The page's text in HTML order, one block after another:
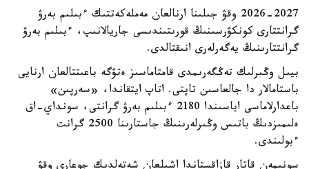
2026-2027 وقۋ جىلىنا ارنالعان مەملەكەتتىك ءبىلىم بەرۋ
گرانتتارى كونكۋرسىنىڭ قورىتىندىسى جاريالانىپ، ءبىلىم بەرۋ
گرانتتارىنىڭ يەگەرلەرى انىقتالدى.
بيىل وڭىرلىك تەڭگەرىمدى قامتاماسىز ەتۋگە باعىتتالعان ارنايى
باستامالار دا جالعاسىن تاپتى. اتاپ ايتقاندا، «سەرپىن»
باعدارلاماسى اياسىندا 2180 ءبىلىم بەرۋ گرانتى، سونداي-اق
ەلىمىزدىڭ باتىس وڭىرلەرىنىڭ جاستارىنا 2500 گرانت
ءبولىندى.